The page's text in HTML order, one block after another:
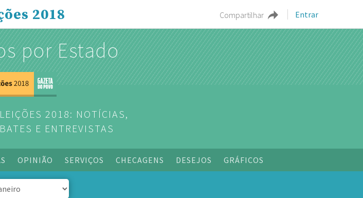
Compartilhar Entrar
2018
por Estado
2018: NOTÍCIAS,
E ENTREVISTAS
OPINIÃO SERVIÇOS CHECAGENS DESEJOS GRÁFICOS